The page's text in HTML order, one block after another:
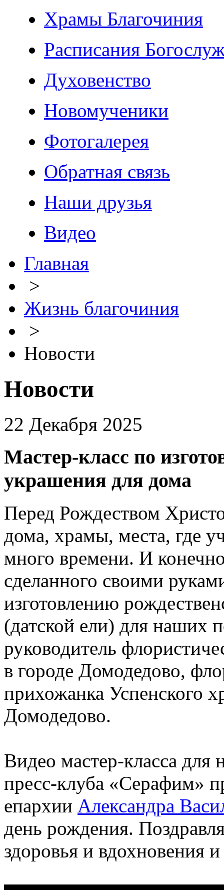
Храмы Благочиния
Расписания
Духовенство
Новомученики
Фотогалерея
Обратная связь
Наши друзья
Видео
Главная
>
Жизнь благочиния
>
Новости
Новости
22 Декабря 2025
Мастер-класс по
украшения для дома
Перед Рождеством
дома, храмы, места, где
много времени. И
сделанного своими
изготовлению
(датской ели) для наших
руководитель
в городе Домодедово,
прихожанка Успенского
Домодедово.
Видео мастер-класса для
пресс-клуба «Серафим»
епархии Александра
день рождения.
здоровья и вдохновения